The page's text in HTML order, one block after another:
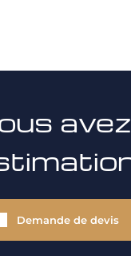
Demande de devis